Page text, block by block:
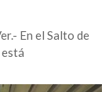
En el Salto de